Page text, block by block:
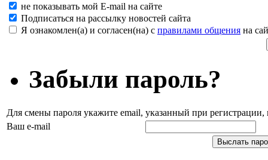
не показывать мой E-mail на сайте
Подписаться на рассылку новостей сайта
Я ознакомлен(а) и согласен(на) с правилами общения на
Забыли пароль?
Для смены пароля укажите email, указанный при
Ваш e-mail